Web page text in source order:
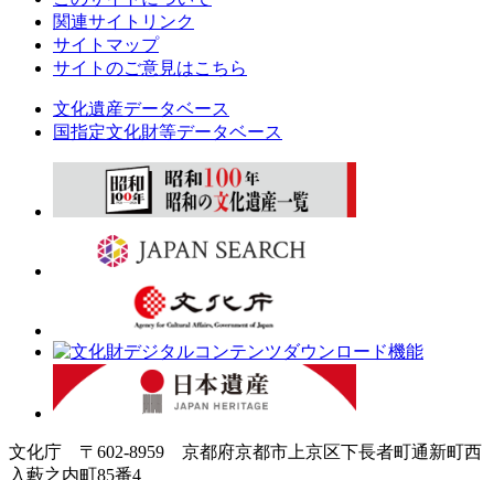
関連サイトリンク
サイトマップ
サイトのご意見はこちら
文化遺産データベース
国指定文化財等データベース
文化庁 〒602-8959 京都府京都市上京区下長者町通新町西
入藪之内町85番4